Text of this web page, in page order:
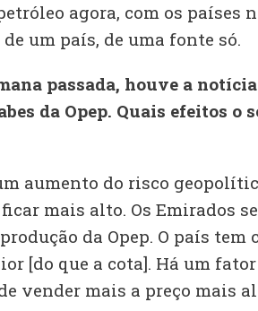
agora, com os países
um país, de uma fonte só.
passada, houve a
da Opep. Quais efeitos o
aumento do risco
mais alto. Os Emirados
da Opep. O país tem
[do que a cota]. Há um
vender mais a preço mais